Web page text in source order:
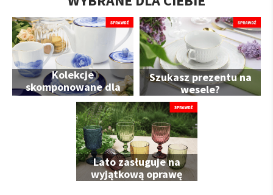
Kolekcje
skomponowane dla
Ciebie
Szukasz prezentu na
wesele?
Lato zasługuje na
wyjątkową oprawę